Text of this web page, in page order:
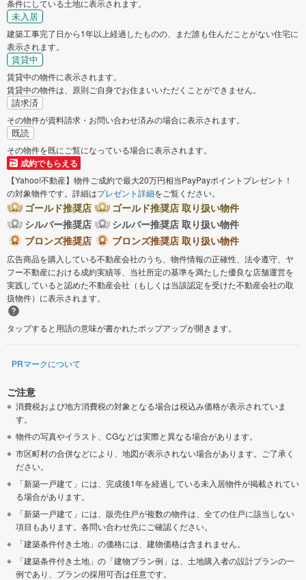
条件にしている土地に表示されます。
未入居
建築工事完了日から1年以上経過したものの、まだ誰も住んだことがない住宅に
表示されます。
賃貸中
賃貸中の物件に表示されます。
賃貸中の物件は、原則ご自身でお住まいいただくことができません。
請求済
その物件が資料請求・お問い合わせ済みの場合に表示されます。
既読
その物件を既にご覧になっている場合に表示されます。
成約でもらえる
【Yahoo!不動産】物件ご成約で最大20万円相当PayPayポイントプレゼント！
の対象物件です。詳細はプレゼント詳細をご覧ください。
ゴールド推奨店
ゴールド推奨店 取り扱い物件
シルバー推奨店
シルバー推奨店 取り扱い物件
ブロンズ推奨店
ブロンズ推奨店 取り扱い物件
広告商品を購入している不動産会社のうち、物件情報の正確性、法令遵守、ヤ
フー不動産における成約実績等、当社所定の基準を満たした優良な店舗運営を
実践していると認めた不動産会社（もしくは当該認定を受けた不動産会社の取
扱物件）に表示されます。
タップすると用語の意味が書かれたポップアップが開きます。
PRマークについて
ご注意
消費税および地方消費税の対象となる場合は税込み価格が表示されていま
す。
物件の写真やイラスト、CGなどは実際と異なる場合があります。
市区町村の合併などにより、地図が表示されない場合があります。ご了承く
ださい。
「新築一戸建て」には、完成後1年を経過している未入居物件が掲載されてい
る場合があります。
「新築一戸建て」には、販売住戸が複数の物件は、全ての住戸に該当しない
項目もあります。各問い合わせ先にご確認ください。
「建築条件付き土地」の価格には、建物価格は含まれません。
「建築条件付き土地」の「建物プラン例」は、土地購入者の設計プランの一
例であり、プランの採用可否は任意です。